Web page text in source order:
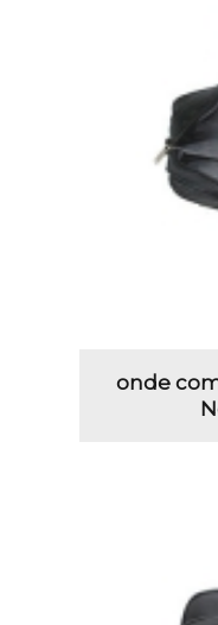
onde